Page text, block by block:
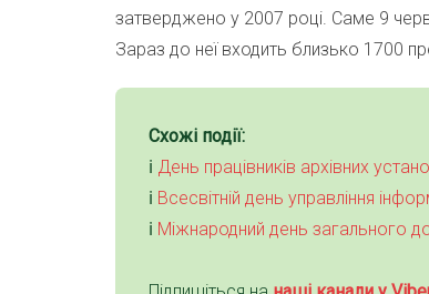
затверджено у 2007 році. Саме 9
Зараз до неї входить близько 1700
Схожі події:
ℹ️ День працівників архівних
ℹ️ Всесвітній день управління
ℹ️ Міжнародний день загального